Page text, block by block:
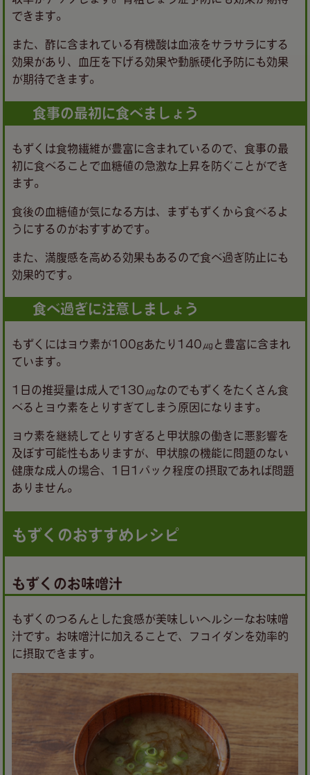
できます。
また、酢に含まれている有機酸は血液をサラサラにする
効果があり、血圧を下げる効果や動脈硬化予防にも効果
が期待できます。
食事の最初に食べましょう
もずくは食物繊維が豊富に含まれているので、食事の最
初に食べることで血糖値の急激な上昇を防ぐことができ
ます。
食後の血糖値が気になる方は、まずもずくから食べるよ
うにするのがおすすめです。
また、満腹感を高める効果もあるので食べ過ぎ防止にも
効果的です。
食べ過ぎに注意しましょう
もずくにはヨウ素が100gあたり140㎍と豊富に含まれ
ています。
1日の推奨量は成人で130㎍なのでもずくをたくさん食
べるとヨウ素をとりすぎてしまう原因になります。
ヨウ素を継続してとりすぎると甲状腺の働きに悪影響を
及ぼす可能性もありますが、甲状腺の機能に問題のない
健康な成人の場合、1日1パック程度の摂取であれば問題
ありません。
もずくのおすすめレシピ
もずくのお味噌汁
もずくのつるんとした食感が美味しいヘルシーなお味噌
汁です。お味噌汁に加えることで、フコイダンを効率的
に摂取できます。